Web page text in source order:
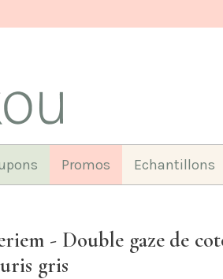
Promos Echantillons
- Double gaze de
gris